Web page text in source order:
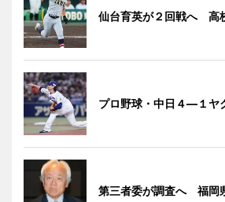
仙台育英が２回戦へ 高
プロ野球・中日４―１ヤ
第三者委が調査へ 福岡